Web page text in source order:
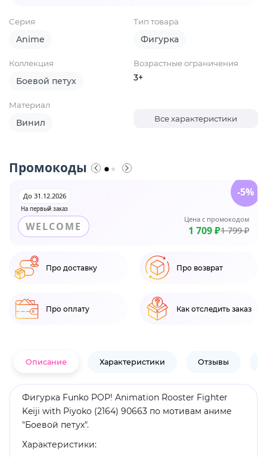
Серия
Anime
Тип товара
Фигурка
Коллекция
Боевой петух
Возрастные ограничения
3+
Материал
Винил Все характеристики
Промокоды
На первый заказ
До 31.12.2026
WELCOME
Цена с промокодом
1 709 ₽1 799 ₽
-5%
Про доставку Про возврат
Про оплату Как отследить заказ
Описание Характеристики Отзывы
Фигурка Funko POP! Animation Rooster Fighter
Keiji with Piyoko (2164) 90663 по мотивам аниме
"Боевой петух".
Характеристики: